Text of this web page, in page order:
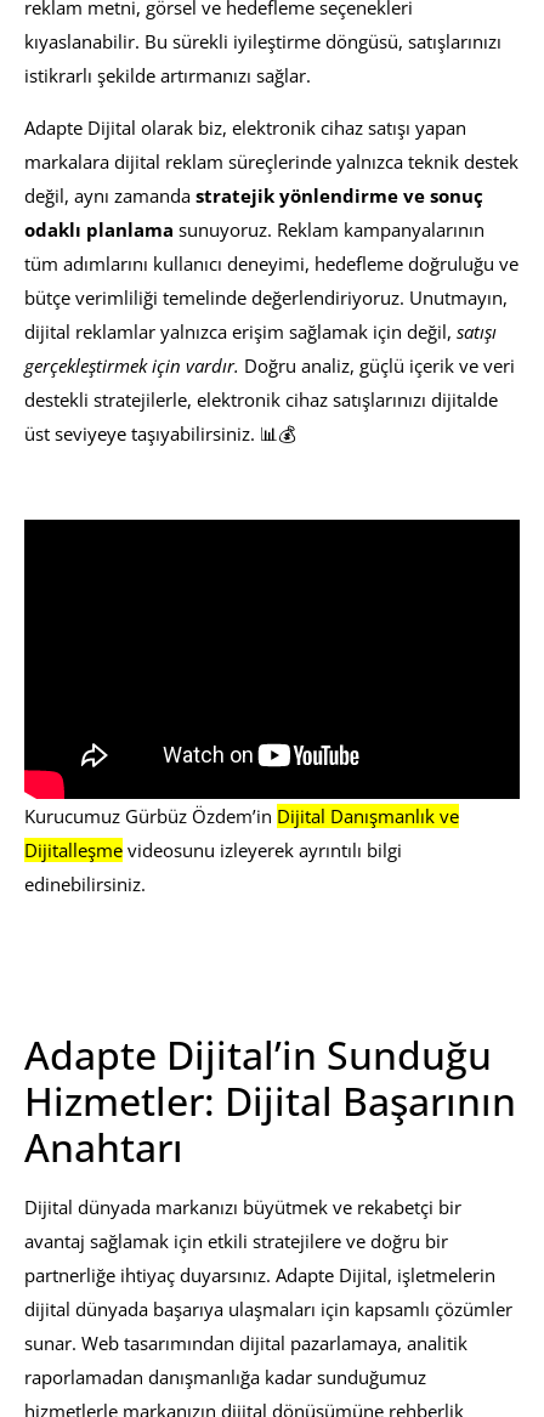
reklam metni, görsel ve hedefleme seçenekleri
kıyaslanabilir. Bu sürekli iyileştirme döngüsü, satışlarınızı
istikrarlı şekilde artırmanızı sağlar.
Adapte Dijital olarak biz, elektronik cihaz satışı yapan
markalara dijital reklam süreçlerinde yalnızca teknik destek
değil, aynı zamanda stratejik yönlendirme ve sonuç
odaklı planlama sunuyoruz. Reklam kampanyalarının
tüm adımlarını kullanıcı deneyimi, hedefleme doğruluğu ve
bütçe verimliliği temelinde değerlendiriyoruz. Unutmayın,
dijital reklamlar yalnızca erişim sağlamak için değil, satışı
gerçekleştirmek için vardır. Doğru analiz, güçlü içerik ve veri
destekli stratejilerle, elektronik cihaz satışlarınızı dijitalde
üst seviyeye taşıyabilirsiniz. 📊💰
Kurucumuz Gürbüz Özdem’in Dijital Danışmanlık ve
Dijitalleşme videosunu izleyerek ayrıntılı bilgi
edinebilirsiniz.
Adapte Dijital’in Sunduğu
Hizmetler: Dijital Başarının
Anahtarı
Dijital dünyada markanızı büyütmek ve rekabetçi bir
avantaj sağlamak için etkili stratejilere ve doğru bir
partnerliğe ihtiyaç duyarsınız. Adapte Dijital, işletmelerin
dijital dünyada başarıya ulaşmaları için kapsamlı çözümler
sunar. Web tasarımından dijital pazarlamaya, analitik
raporlamadan danışmanlığa kadar sunduğumuz
hizmetlerle markanızın dijital dönüşümüne rehberlik